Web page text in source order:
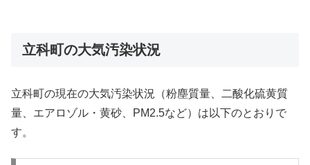
立科町の大気汚染状況
立科町の現在の大気汚染状況（粉塵質量、二酸化硫黄質
量、エアロゾル・黄砂、PM2.5など）は以下のとおりで
す。